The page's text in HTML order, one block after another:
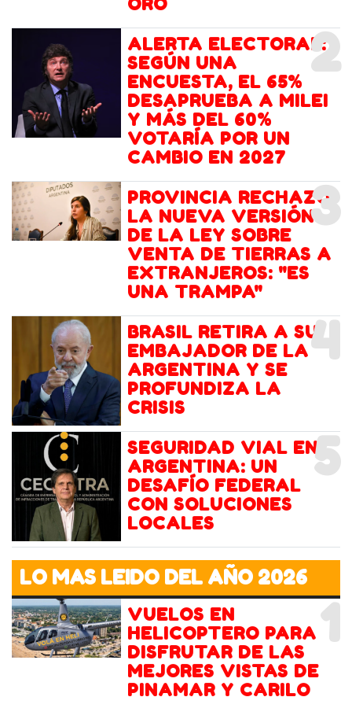
2
ALERTA ELECTORAL:
SEGÚN UNA
ENCUESTA, EL 65%
DESAPRUEBA A MILEI
Y MÁS DEL 60%
VOTARÍA POR UN
CAMBIO EN 2027
3
PROVINCIA RECHAZÓ
LA NUEVA VERSIÓN
DE LA LEY SOBRE
VENTA DE TIERRAS A
EXTRANJEROS: "ES
UNA TRAMPA"
4
BRASIL RETIRA A SU
EMBAJADOR DE LA
ARGENTINA Y SE
PROFUNDIZA LA
CRISIS
5
SEGURIDAD VIAL EN
ARGENTINA: UN
DESAFÍO FEDERAL
CON SOLUCIONES
LOCALES
LO MAS LEIDO DEL AÑO 2026
1
VUELOS EN
HELICOPTERO PARA
DISFRUTAR DE LAS
MEJORES VISTAS DE
PINAMAR Y CARILO